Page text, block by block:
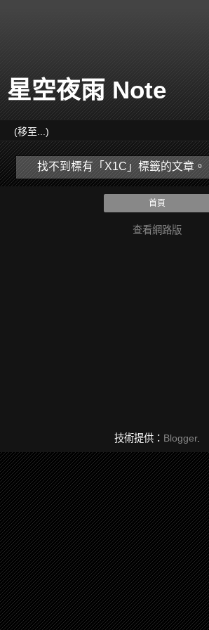
星空夜雨 Note
找不到標有「X1C」 標籤的文章。
首頁
查看網路版
技術提供： Blogger.